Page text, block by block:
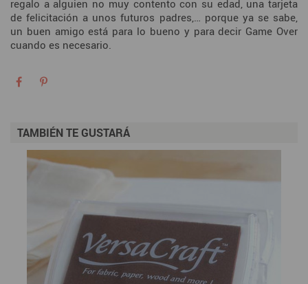
regalo a alguien no muy contento con su edad, una tarjeta
de felicitación a unos futuros padres,… porque ya se sabe,
un buen amigo está para lo bueno y para decir Game Over
cuando es necesario.
TAMBIÉN TE GUSTARÁ